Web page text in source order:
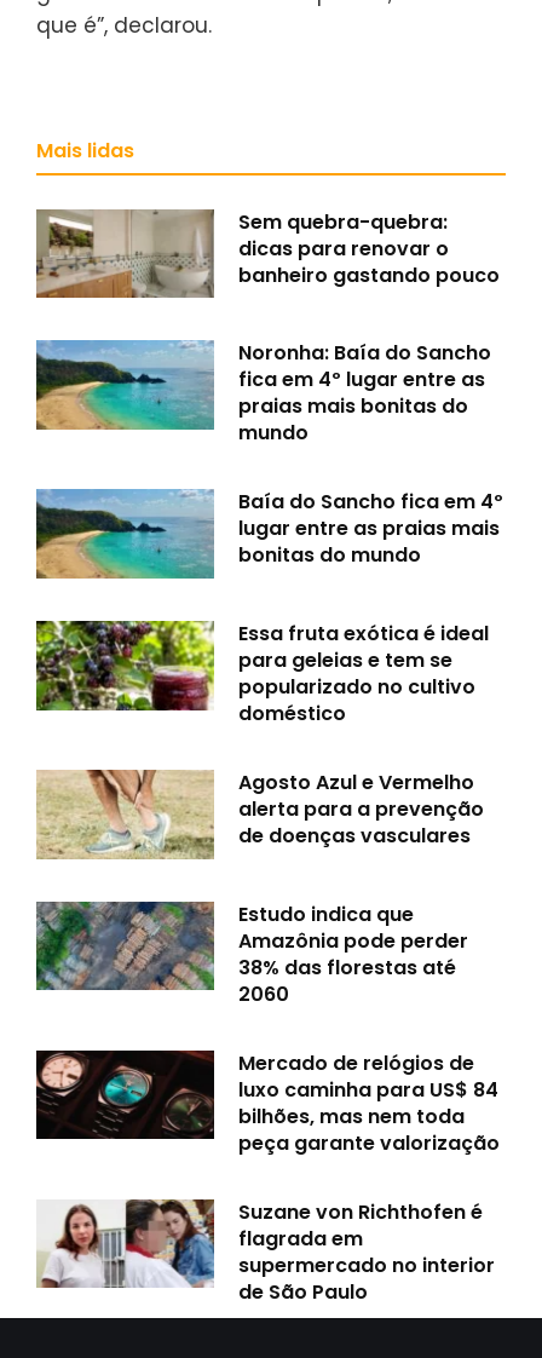
que é”, declarou.
Mais lidas
Sem quebra-quebra:
dicas para renovar o
banheiro gastando pouco
Noronha: Baía do Sancho
fica em 4º lugar entre as
praias mais bonitas do
mundo
Baía do Sancho fica em 4º
lugar entre as praias mais
bonitas do mundo
Essa fruta exótica é ideal
para geleias e tem se
popularizado no cultivo
doméstico
Agosto Azul e Vermelho
alerta para a prevenção
de doenças vasculares
Estudo indica que
Amazônia pode perder
38% das florestas até
2060
Mercado de relógios de
luxo caminha para US$ 84
bilhões, mas nem toda
peça garante valorização
Suzane von Richthofen é
flagrada em
supermercado no interior
de São Paulo